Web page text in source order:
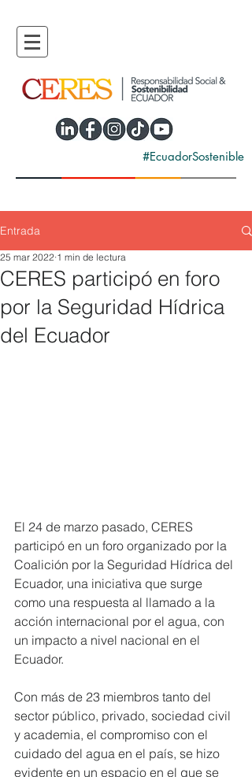
#EcuadorSostenible
Entrada
CERES participó en foro
por la Seguridad Hídrica
del Ecuador
25 mar 2022 1 min de lectura
El 24 de marzo pasado, CERES
participó en un foro organizado por la
Coalición por la Seguridad Hídrica del
Ecuador, una iniciativa que surge
como una respuesta al llamado a la
acción internacional por el agua, con
un impacto a nivel nacional en el
Ecuador.
Con más de 23 miembros tanto del
sector público, privado, sociedad civil
y academia, el compromiso con el
cuidado del agua en el país, se hizo
evidente en un espacio en el que se